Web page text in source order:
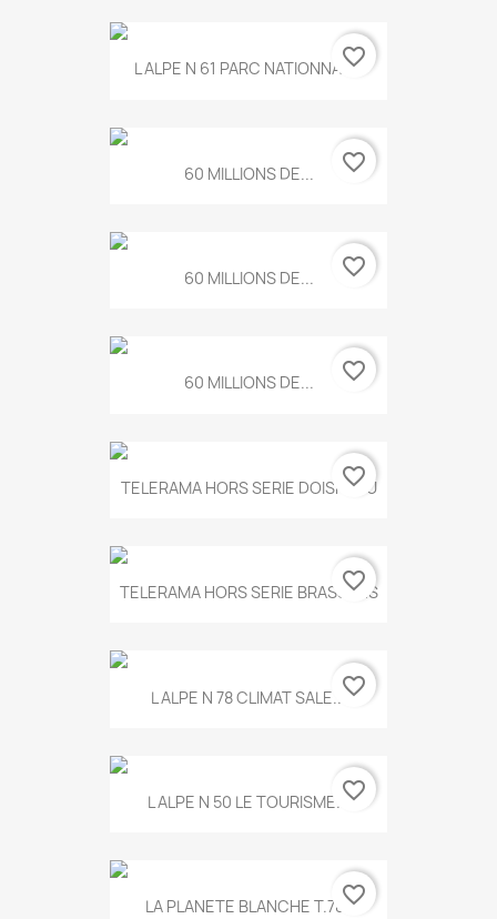
L ALPE N 61 PARC NATIONNAL...
favorite_border
60 MILLIONS DE... favorite_border
60 MILLIONS DE... favorite_border
60 MILLIONS DE... favorite_border
TELERAMA HORS SERIE DOISNEAU
favorite_border
TELERAMA HORS SERIE BRASSENS
favorite_border
L ALPE N 78 CLIMAT SALE...favorite_border
L ALPE N 50 LE TOURISME...favorite_border
LA PLANETE BLANCHE T.785favorite_border